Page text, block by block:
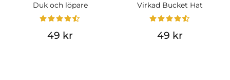
Duk och löpare
49 kr
Virkad Bucket Hat
49 kr